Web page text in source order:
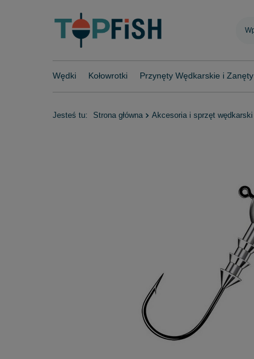
Wędki Kołowrotki Przynęty Wędkarskie i Zanęty
Jesteś tu: Strona główna Akcesoria i sprzęt wędkarski